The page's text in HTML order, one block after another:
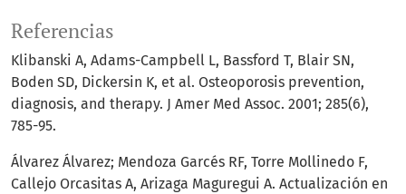
Referencias
Klibanski A, Adams-Campbell L, Bassford T, Blair SN,
Boden SD, Dickersin K, et al. Osteoporosis prevention,
diagnosis, and therapy. J Amer Med Assoc. 2001; 285(6),
785-95.
Álvarez Álvarez; Mendoza Garcés RF, Torre Mollinedo F,
Callejo Orcasitas A, Arizaga Maguregui A. Actualización en